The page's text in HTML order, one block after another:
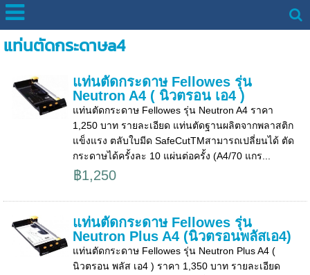
แท่นตัดกระดาษa4
แท่นตัดกระดาษ Fellowes รุ่น
Neutron A4 ( นิวตรอน เอ4 )
แท่นตัดกระดาษ Fellowes รุ่น Neutron A4 ราคา
1,250 บาท รายละเอียด แท่นตัดฐานผลิตจากพลาสติก
แข็งแรง ตลับใบมีด SafeCutTMสามารถเปลี่ยนได้ ตัด
กระดาษได้ครั้งละ 10 แผ่นต่อครั้ง (A4/70 แกร...
฿1,250
แท่นตัดกระดาษ Fellowes รุ่น
Neutron Plus A4 (นิวตรอนพลัสเอ4)
แท่นตัดกระดาษ Fellowes รุ่น Neutron Plus A4 (
นิวตรอน พลัส เอ4 ) ราคา 1,350 บาท รายละเอียด